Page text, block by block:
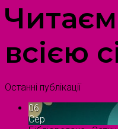
всією
Останні публікації
06
Сер